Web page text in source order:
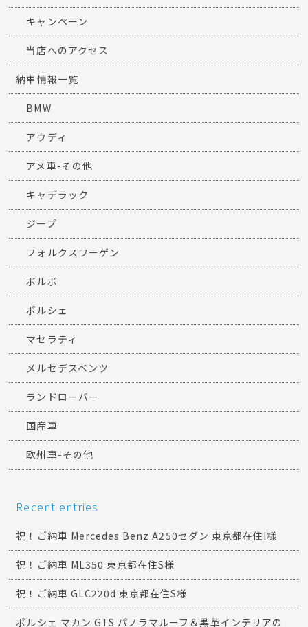
キャンペーン
当店へのアクセス
納車情報一覧
BMW
アウディ
アメ車-その他
キャデラック
ジープ
フォルクスワーゲン
ボルボ
ポルシェ
マセラティ
メルセデスベンツ
ランドローバー
国産車
欧州車-その他
Recent entries
祝！ご納車 Mercedes Benz A250セダン 東京都在住I様
祝！ご納車 ML350 東京都在住S様
祝！ご納車 GLC220d 東京都在住S様
ポルシェ マカン GTS パノラマルーフ＆黒革インテリアの